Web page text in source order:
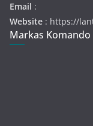
Email :
Website : https://
Markas